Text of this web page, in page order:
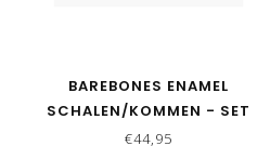
BAREBONES ENAMEL
SCHALEN/KOMMEN - SET
VAN 2
€44,95